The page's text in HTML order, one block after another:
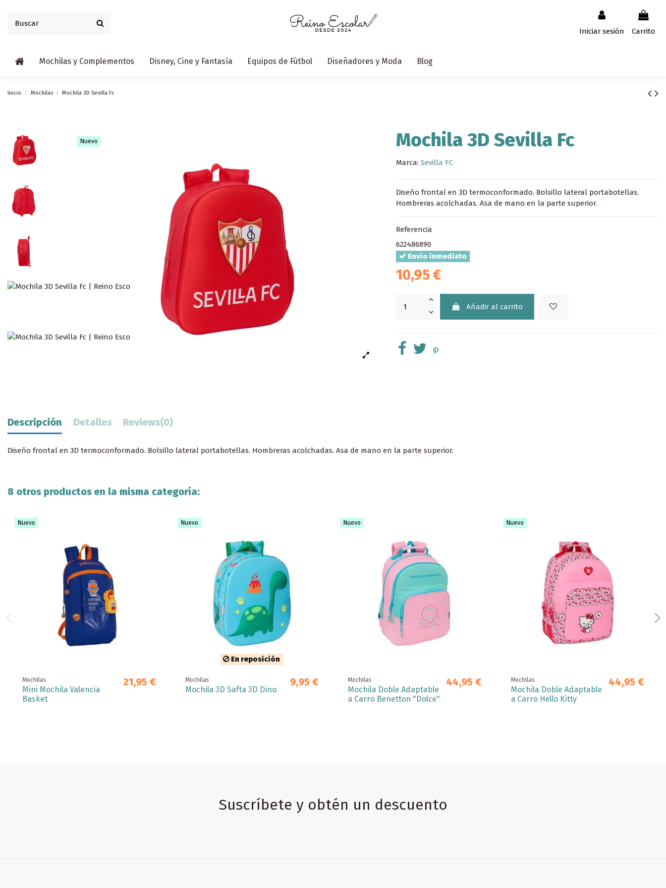
Iniciar sesión Carrito
Mochilas y Complementos Disney, Cine y Fantasía Equipos de Fútbol Diseñadores y Moda Blog
Inicio Mochilas Mochila 3D Sevilla Fc
Nuevo Mochila 3D Sevilla Fc
Marca: Sevilla FC
Diseño frontal en 3D termoconformado. Bolsillo lateral portabotellas.
Hombreras acolchadas. Asa de mano en la parte superior.
Referencia
622486890
Envío inmediato
10,95 €
Añadir al carrito
Descripción Detalles Reviews(0)
Diseño frontal en 3D termoconformado. Bolsillo lateral portabotellas. Hombreras acolchadas. Asa de mano en la parte superior.
8 otros productos en la misma categoría:
Nuevo
Mochilas
Mini Mochila Valencia
Basket
21,95 €
Nuevo
En reposición
Mochilas
Mochila 3D Safta 3D Dino
9,95 €
Nuevo
Mochilas
Mochila Doble Adaptable
a Carro Benetton "Dolce"
44,95 €
Nuevo
Mochilas
Mochila Doble Adaptable
a Carro Hello Kitty
44,95 €
Suscríbete y obtén un descuento